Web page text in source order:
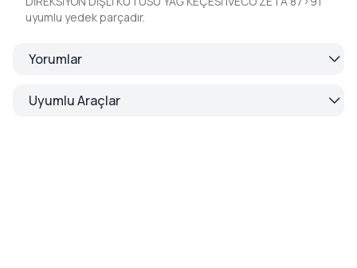
uyumlu yedek parçadır.
Yorumlar
Uyumlu Araçlar